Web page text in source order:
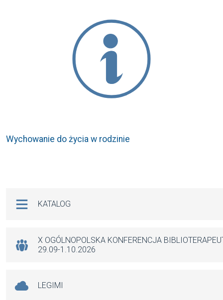
Wychowanie do życia w rodzinie
KATALOG
X OGÓLNOPOLSKA KONFERENCJA
29.09-1.10.2026
LEGIMI